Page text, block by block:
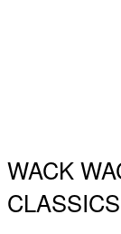
WACK
CLASSICS